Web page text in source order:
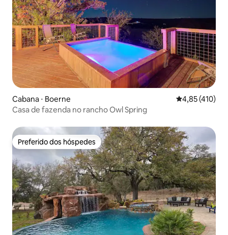
Cabana ⋅ Boerne 4,85 de uma
4,85 (410)
Casa de fazenda no rancho Owl Spring
Preferido dos hóspedes
Preferido dos hóspedes